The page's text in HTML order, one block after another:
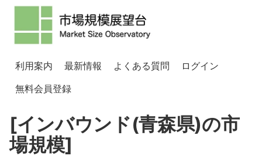
利用案内 最新情報 よくある質問
ログイン
無料会員登録
[インバウンド(青森県)の市
場規模]